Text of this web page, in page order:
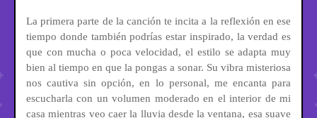
La primera parte de la canción te incita a la reflexión en ese
tiempo donde también podrías estar inspirado, la verdad es
que con mucha o poca velocidad, el estilo se adapta muy
bien al tiempo en que la pongas a sonar. Su vibra misteriosa
nos cautiva sin opción, en lo personal, me encanta para
escucharla con un volumen moderado en el interior de mi
casa mientras veo caer la lluvia desde la ventana, esa suave